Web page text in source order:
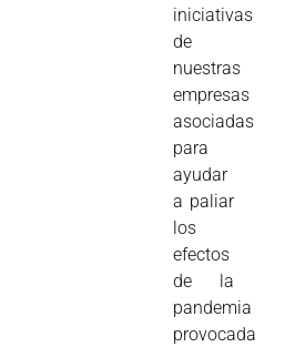
iniciativas
de
nuestras
empresas
asociadas
para
ayudar
a paliar
los
efectos
de la
pandemia
provocada